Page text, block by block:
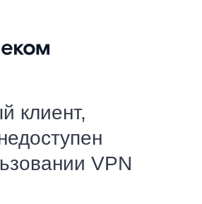
клиент,
VPN